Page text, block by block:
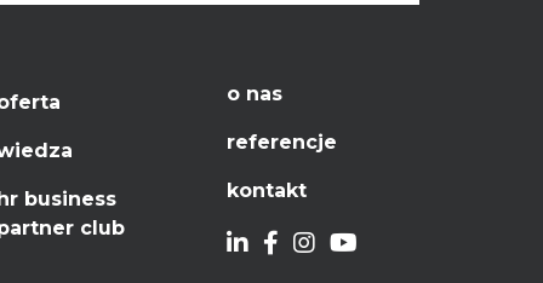
business
club
o nas
referencje
kontakt